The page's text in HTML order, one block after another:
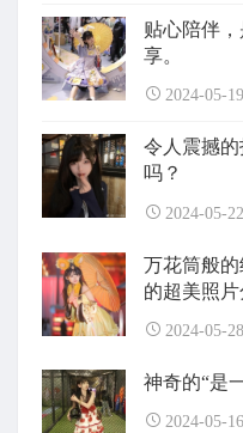
贴心陪伴
享。
2024-05-19
令人震撼
吗？
2024-05-22
万花筒般
的超美照
2024-05-28
神奇的“是
2024-05-16